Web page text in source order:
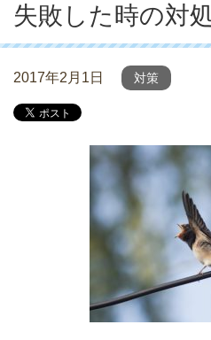
失敗した時の対
2017年2月1日 対策